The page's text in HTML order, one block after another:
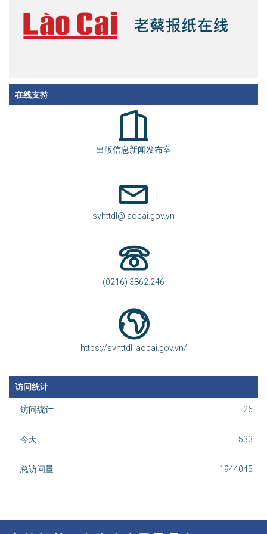
在线支持
出版信息新闻发布室
svhttdl@laocai.gov.vn
(0216) 3862.246
https://svhttdl.laocai.gov.vn/
访问统计
访问统计 26
今天 533
总访问量 1944045